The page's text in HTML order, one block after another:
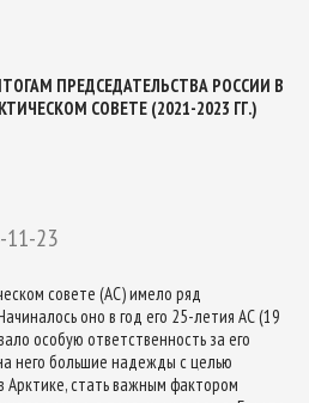
ПРЕДСЕДАТЕЛЬСТВА РОССИИ В
СОВЕТЕ (2021-2023 ГГ.)
11-23
совете (АС) имело ряд
оно в год его 25-летия АС (19
особую ответственность за его
него большие надежды с целью
Арктике, стать важным фактором